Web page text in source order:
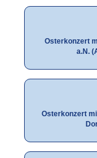
Osterkonzert
a.N.
Osterkonzert